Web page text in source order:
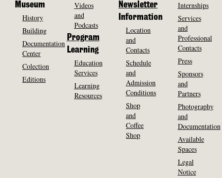
Museum
History
Building
Documentation
Center
Colection
Editions
Videos
and
Podcasts
Program
Learning
Education
Services
Learning
Resources
Newsletter
Information
Location
and
Contacts
Schedule
and
Admission
Conditions
Shop
and
Coffee
Shop
Internships
Services
and
Professional
Contacts
Press
Sponsors
and
Partners
Photography
and
Documentation
Available
Spaces
Legal
Notice